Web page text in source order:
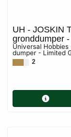
UH - JOSKIN
gronddumper
Universal
dumper - Limited
2